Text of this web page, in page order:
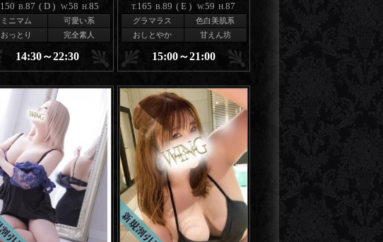
150 B. 87 (D) W.58 H. 85
ミニマム
可愛い系
おっとり
完全素人
14:30～22:30
T. 165 B. 89 (E) W.59 H. 87
グラマラス
色白美肌系
おしとやか
甘えん坊
15:00～21:00